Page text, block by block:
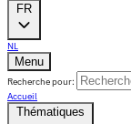
FR
NL
Menu
Recherche pour:
Accueil
Thématiques